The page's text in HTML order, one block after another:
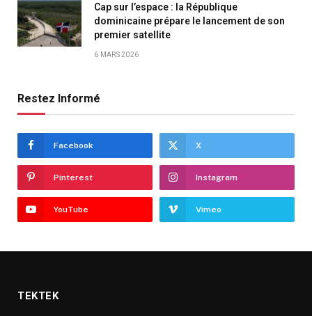
Cap sur l’espace : la République
dominicaine prépare le lancement de son
premier satellite
6 MARS 2026
Restez Informé
Facebook X
Pinterest Instagram
YouTube Vimeo
TEKTEK